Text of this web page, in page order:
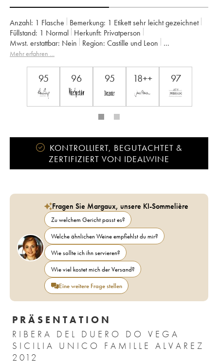
Anzahl: 1 Flasche Bemerkung: 1 Etikett sehr leicht gezeichnet
Füllstand: 1 Normal Herkunft:
privatperson
Mwst. erstattbar:
nein Region:
Castille und Leon
Appellation: Ribera Del Duero DO
Mehr erfahren …
95 96 95 18++ 97
KONTROLLIERT, BEGUTACHTET &
ZERTIFIZIERT VON IDEALWINE
Fragen Sie Margaux, unsere KI-Sommelière
Zu welchem Gericht passt es?
Welche ähnlichen Weine empfiehlst du mir?
Wie sollte ich ihn servieren?
Wie viel kostet mich der Versand?
Eine weitere Frage stellen
PRÄSENTATION
RIBERA DEL DUERO DO VEGA
SICILIA UNICO FAMILLE ALVAREZ
2012